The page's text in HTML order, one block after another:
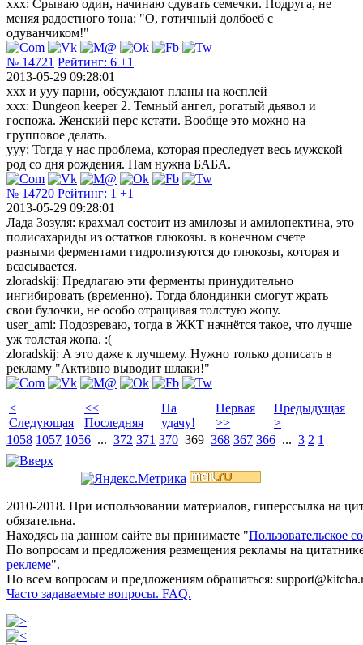
xxx: Срываю один, начинаю сдувать семечки. Подруга, не
меняя радостного тона: "О, готичный долбоеб с
одуванчиком!"
№ 14721 Рейтинг: 6 +1
2013-05-29 09:28:01
ххх и yyy парни, обсуждают планы на косплей
ххх: Dungeon keeper 2. Темный ангел, рогатый дьявол и
госпожа. Женский перс кстати. Вообще это можно на
групповое делать.
yyy: Тогда у нас проблема, которая преследует весь мужской
род со дня рождения. Нам нужна БАБА.
№ 14720 Рейтинг: 1 +1
2013-05-29 09:28:01
Лада Зозуля: крахмал состоит из амилозы и амилопектина, это
полисахариды из остатков глюкозы. в конечном счете
разными ферментами гидролизуются до глюкозы, которая и
всасывается.
zloradskij: Предлагаю эти ферменты принудительно
ингибировать (временно). Тогда блондинки смогут жрать
свои булочки, не особо отращивая толстую жопу.
user_ami: Подозреваю, тогда в ЖКТ начнётся такое, что лучше
уж толстая жопа. :(
zloradskij: А это даже к лучшему. Нужно только дописать в
рекламу "Активно выводит шлаки!"
<
Следующая
<<
Последняя
На
удачу!
Первая
>>
Предыдущая
>
1058 1057 1056 ... 372 371 370 369 368 367 366 ... 3 2 1
2010-2018. При использовании материалов, гиперссылка на
обязательна.
Находясь на данном сайте вы принимаете "Пользовательское
По вопросам и предложения резмещения рекламы на
реклеме".
По всем вопросам и предложениям обращаться:
Часто задаваемые вопросы. FAQ.